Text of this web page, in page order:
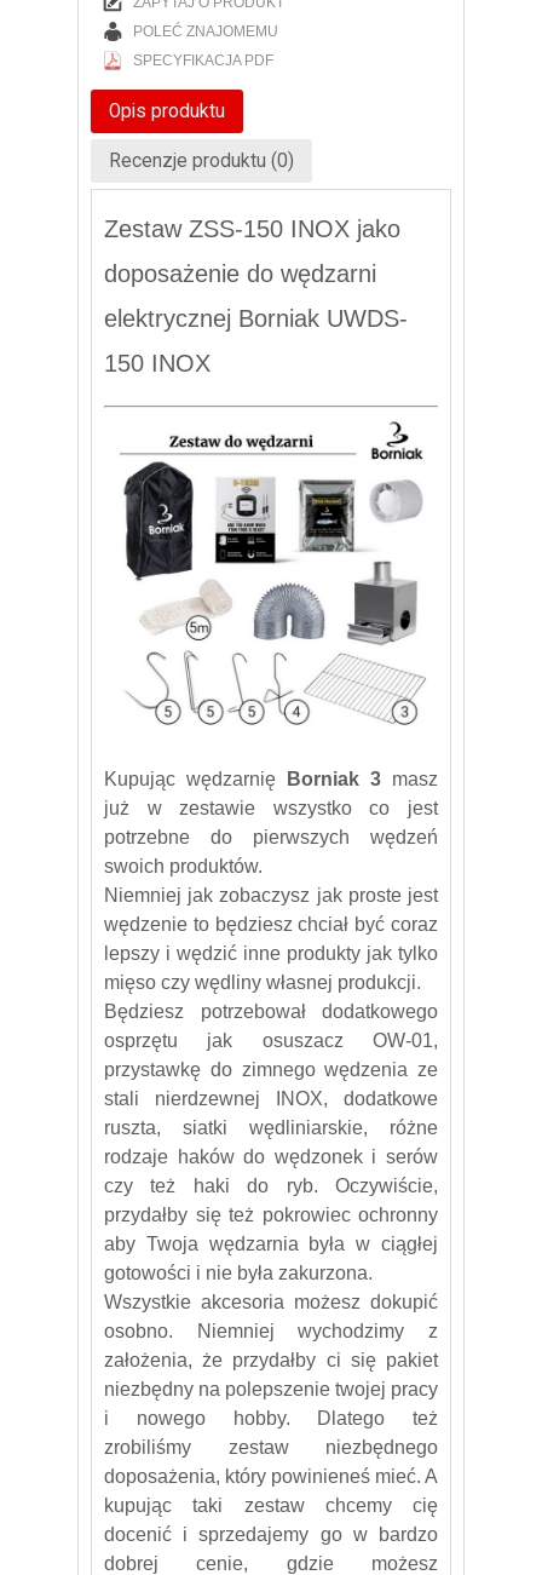
POLEĆ ZNAJOMEMU
SPECYFIKACJA PDF
Opis produktu
Recenzje produktu (0)
Zestaw ZSS-150 INOX jako
doposażenie do wędzarni
elektrycznej Borniak UWDS-
150 INOX
Kupując wędzarnię Borniak 3 masz
już w zestawie wszystko co jest
potrzebne do pierwszych wędzeń
swoich produktów.
Niemniej jak zobaczysz jak proste jest
wędzenie to będziesz chciał być coraz
lepszy i wędzić inne produkty jak tylko
mięso czy wędliny własnej produkcji.
Będziesz potrzebował dodatkowego
osprzętu jak osuszacz OW-01,
przystawkę do zimnego wędzenia ze
stali nierdzewnej INOX, dodatkowe
ruszta, siatki wędliniarskie, różne
rodzaje haków do wędzonek i serów
czy też haki do ryb. Oczywiście,
przydałby się też pokrowiec ochronny
aby Twoja wędzarnia była w ciągłej
gotowości i nie była zakurzona.
Wszystkie akcesoria możesz dokupić
osobno. Niemniej wychodzimy z
założenia, że przydałby ci się pakiet
niezbędny na polepszenie twojej pracy
i nowego hobby. Dlatego też
zrobiliśmy zestaw niezbędnego
doposażenia, który powinieneś mieć. A
kupując taki zestaw chcemy cię
docenić i sprzedajemy go w bardzo
dobrej cenie, gdzie możesz